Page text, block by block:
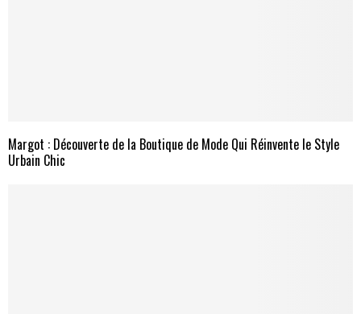
Margot : Découverte de la Boutique de Mode Qui Réinvente le Style
Urbain Chic